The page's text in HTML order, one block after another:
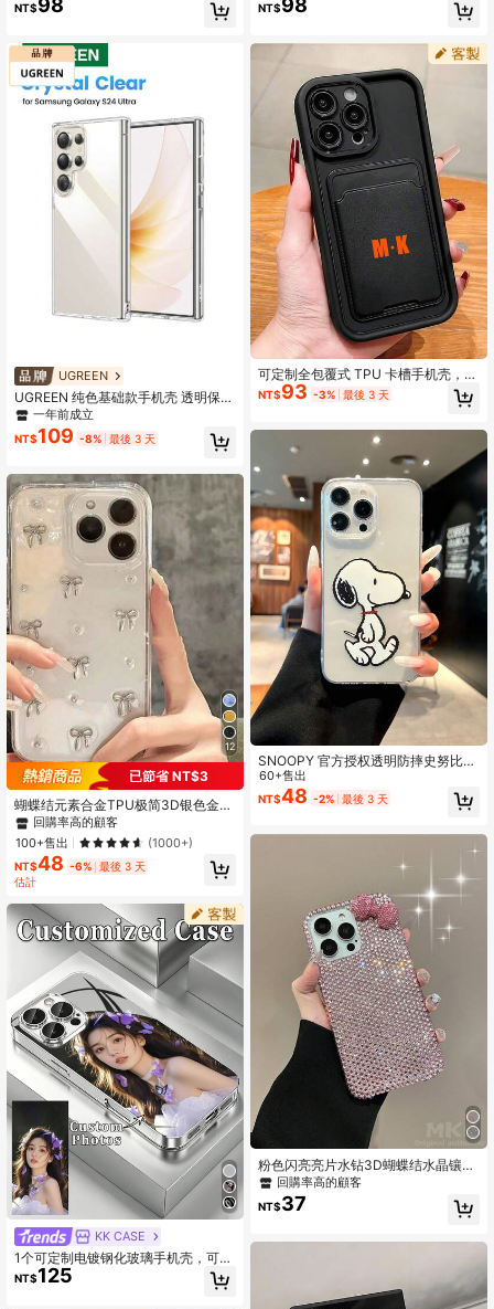
a/S25 Plus/S25/S25FE/S25Edge/S2
E/S23 Ultra/S23 Plus/S23/S22 Ultr
a/S22 Plus/S22/A15/A16/A17/A35/A
36/A54/A55/A56/，圣诞礼物，送给
女朋友的好选择
NT$98
UGREEN
UGREEN 纯色基础款手机壳 透明保护
套 适用于三星 Galaxy S24 Ultra 防水
防震防摔防刮 春季礼物
一年前成立
NT$109 -8% 最後 3 天
12
已節省 NT$3
蝴蝶结元素合金TPU极简3D银色金属
时尚纹理透明环氧树脂金属珠手机
壳，兼容 17/17Air/17Pro/17ProMax/
16/15/14/13/12/11/X/XS/XR/Mini/Pr
o Max/Pro/Plus，TPU软全包保护
壳，春季礼物，生日周年纪念派对庆
回購率高的顧客
100+售出
(1000+)
NT$48 -6% 最後 3 天
估計
KK CASE
1个可定制电镀钢化玻璃手机壳，可印
制您自己的照片（自拍/家人/宠物/朋
友），是送给妈妈、女朋友/男朋友、
NT$125
5 Ultra/S25 Plus/S25/S25FE/S25Ed
S23FE/S23 Ultra/S23 Plus/S23/S2
2 Ultra/S22 Plus/S22/A15/A16/A17/
A35/A36/A54/A55/A56/，圣诞礼
物，送给女朋友的好选择
NT$98
可定制全包覆式 TPU 卡槽手机壳，带
个性化姓名，适用于三星 Galaxy S2
5/16/16 Pro/16 Pro Max、16E [符合
护] 硅胶手机壳，适用于 G04/G05/G
13/G14/G15/G22/G24/G32/G60/G8
5
NT$93 -3% 最後 3 天
SNOOPY 官方授权透明防摔史努比卡
通人物手机壳，兼容 16 Pro Max/13/
14/15/17，高透明度保护壳，摄像头
开孔精准，兼容三星、Nothing、Pixe
机。
60+售出
NT$48 -2% 最後 3 天
粉色闪亮亮片水钻3D蝴蝶结水晶镶嵌
手机壳/保护套，超薄时尚手机壳，经
典混搭材质手机壳，防水防震防摔防
刮手机壳/保护套，妈妈生日礼物（春
回購率高的顧客
NT$37